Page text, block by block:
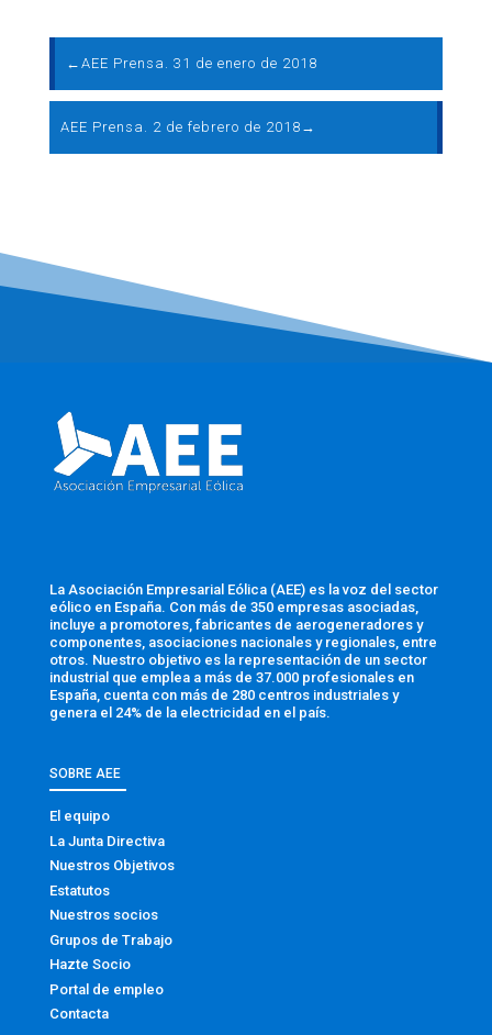
← AEE Prensa. 31 de enero de 2018
AEE Prensa. 2 de febrero de 2018 →
La Asociación Empresarial Eólica (AEE) es la voz del sector
eólico en España. Con más de 350 empresas asociadas,
incluye a promotores, fabricantes de aerogeneradores y
componentes, asociaciones nacionales y regionales, entre
otros. Nuestro objetivo es la representación de un sector
industrial que emplea a más de 37.000 profesionales en
España, cuenta con más de 280 centros industriales y
genera el 24% de la electricidad en el país.
SOBRE AEE
El equipo
La Junta Directiva
Nuestros Objetivos
Estatutos
Nuestros socios
Grupos de Trabajo
Hazte Socio
Portal de empleo
Contacta